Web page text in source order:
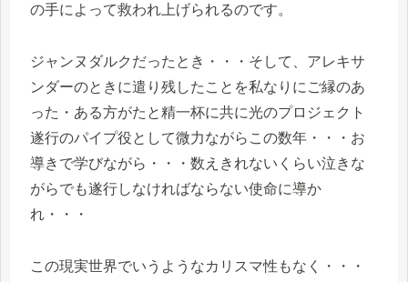
の手によって救われ上げられるのです。
ジャンヌダルクだったとき・・・そして、アレキサ
ンダーのときに遣り残したことを私なりにご縁のあ
った・ある方がたと精一杯に共に光のプロジェクト
遂行のパイプ役として微力ながらこの数年・・・お
導きで学びながら・・・数えきれないくらい泣きな
がらでも遂行しなければならない使命に導か
れ・・・
この現実世界でいうようなカリスマ性もなく・・・